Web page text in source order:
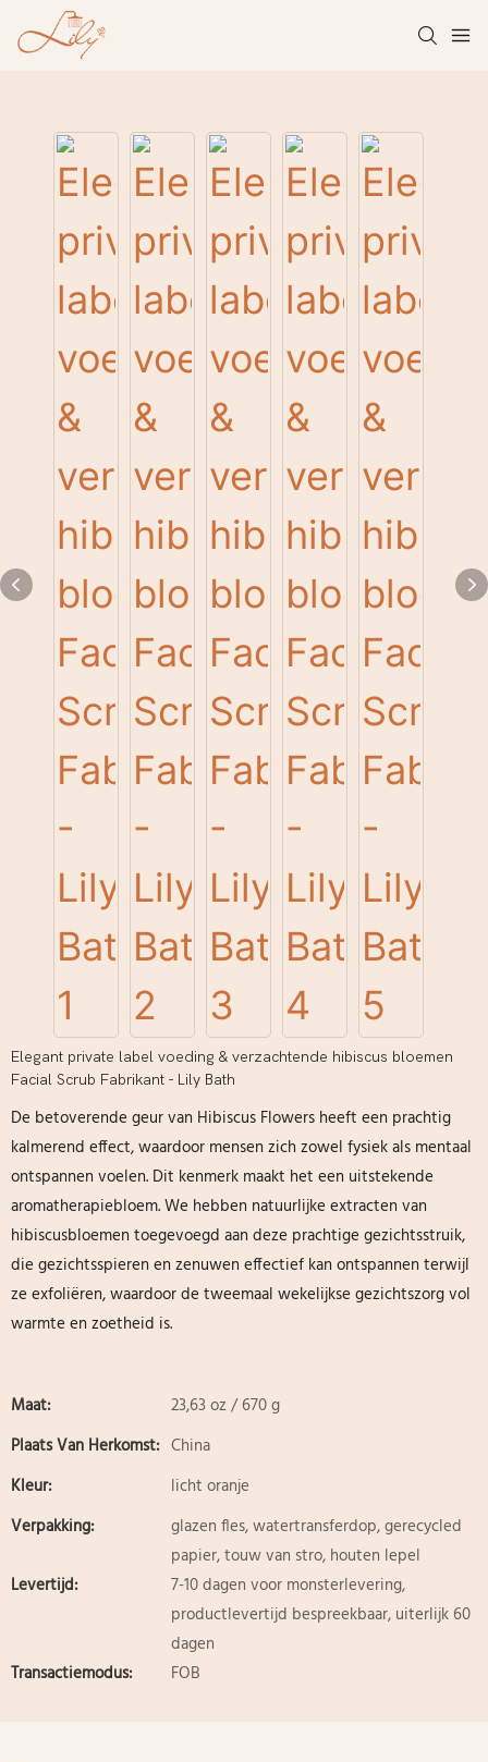
Elegant private label voeding & verzachtende hibiscus bloemen
Facial Scrub Fabrikant - Lily Bath
De betoverende geur van Hibiscus Flowers heeft een prachtig
kalmerend effect, waardoor mensen zich zowel fysiek als mentaal
ontspannen voelen. Dit kenmerk maakt het een uitstekende
aromatherapiebloem. We hebben natuurlijke extracten van
hibiscusbloemen toegevoegd aan deze prachtige gezichtsstruik,
die gezichtsspieren en zenuwen effectief kan ontspannen terwijl
ze exfoliëren, waardoor de tweemaal wekelijkse gezichtszorg vol
warmte en zoetheid is.
Maat:
23,63 oz / 670 g
Plaats Van Herkomst: China
Kleur:
licht oranje
Verpakking:
glazen fles, watertransferdop, gerecycled
papier, touw van stro, houten lepel
Levertijd:
7-10 dagen voor monsterlevering,
productlevertijd bespreekbaar, uiterlijk 60
dagen
Transactiemodus:
FOB